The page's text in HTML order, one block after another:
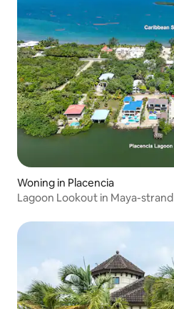
Woning in Placencia
Lagoon Lookout in Maya-strand